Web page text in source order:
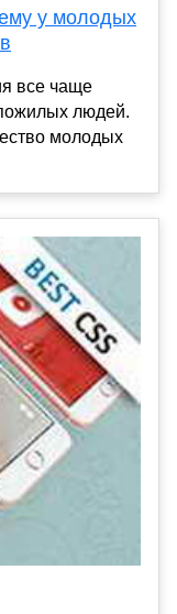
у молодых
все чаще
людей.
молодых